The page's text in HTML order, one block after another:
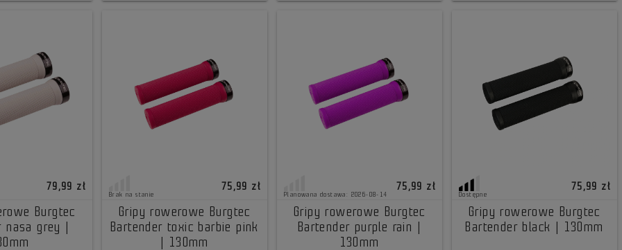
79,99 zł
Burgtec
nasa grey |
Brak na stanie
75,99 zł
Gripy rowerowe Burgtec
Bartender toxic barbie pink
| 130mm
Planowana dostawa: 2026-08-14
75,99 zł
Gripy rowerowe Burgtec
Bartender purple rain |
130mm
Dostępne
75,99 zł
Gripy rowerowe Burgtec
Bartender black | 130mm